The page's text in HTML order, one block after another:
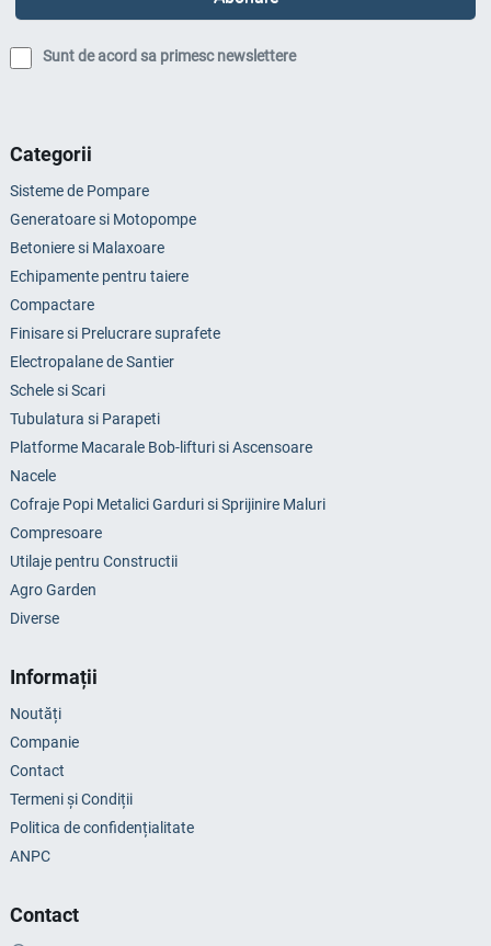
Sunt de acord sa primesc newslettere
Categorii
Sisteme de Pompare
Generatoare si Motopompe
Betoniere si Malaxoare
Echipamente pentru taiere
Compactare
Finisare si Prelucrare suprafete
Electropalane de Santier
Schele si Scari
Tubulatura si Parapeti
Platforme Macarale Bob-lifturi si Ascensoare
Nacele
Cofraje Popi Metalici Garduri si Sprijinire Maluri
Compresoare
Utilaje pentru Constructii
Agro Garden
Diverse
Informații
Noutăți
Companie
Contact
Termeni și Condiții
Politica de confidențialitate
ANPC
Contact